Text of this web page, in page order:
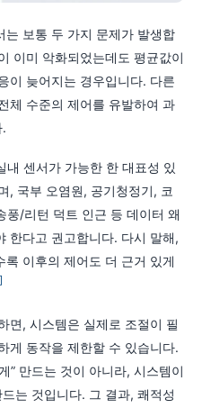
는 보통 두 가지 문제가 발생합
이미 악화되었는데도 평균값이
이 늦어지는 경우입니다. 다른
체 수준의 제어를 유발하여 과
내 센서가 가능한 한 대표성 있
, 국부 오염원, 공기청정기, 코
풍/리턴 덕트 인근 등 데이터 왜
한다고 권고합니다. 다시 말해,
이후의 제어도 더 근거 있게
면, 시스템은 실제로 조절이 필
게 동작을 제한할 수 있습니다.
” 만드는 것이 아니라, 시스템이
는 것입니다. 그 결과, 쾌적성